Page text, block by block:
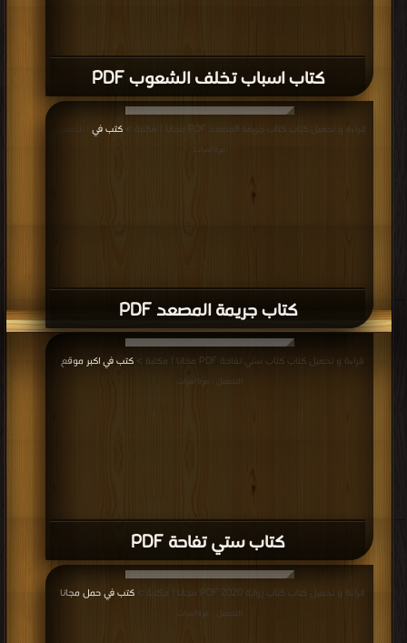
كتاب اسباب تخلف الشعوب PDF
كتاب جريمة المصعد PDF
قراءة و تحميل كتاب كتاب جريمة المصعد PDF مجانا | مكتبة > كتب في
| التحميل :
مرة/مرات
كتاب ستي تفاحة PDF
قراءة و تحميل كتاب كتاب ستي تفاحة PDF مجانا | مكتبة > كتب في اكبر موقع
التحميل : مرة/مرات
قراءة و تحميل كتاب كتاب رواية 2020 PDF مجانا | مكتبة > كتب في حمل مجانا
التحميل : مرة/مرات